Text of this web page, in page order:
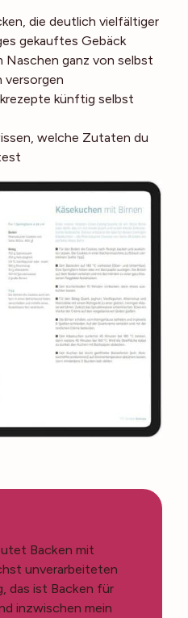
die deutlich vielfältiger
gekauftes Gebäck
Naschen ganz von selbst
versorgen
künftig selbst
welche Zutaten du
Backen mit
unverarbeiteten
das ist Backen für
inzwischen mein